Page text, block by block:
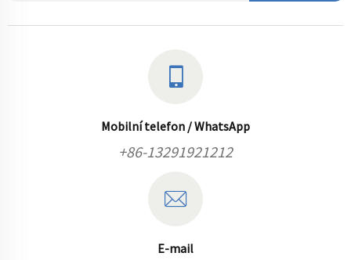
Mobilní telefon / WhatsApp
+86-13291921212
E-mail